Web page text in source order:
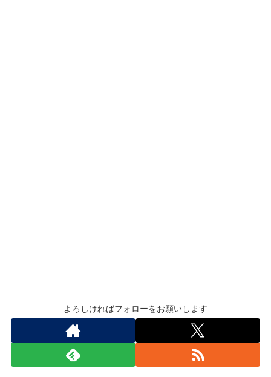
よろしければフォローをお願いします